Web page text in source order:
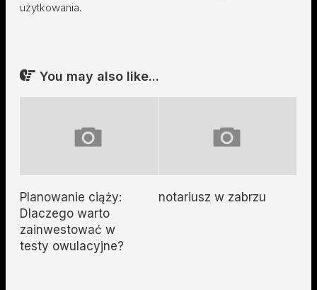
użytkowania.
You may also like...
Planowanie ciąży:
Dlaczego warto
zainwestować w
testy owulacyjne?
notariusz w zabrzu